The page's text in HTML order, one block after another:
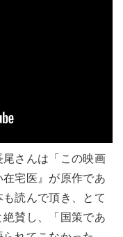
さんは「この映画
宅医』が原作であ
読んで頂き、とて
賛し、「国策であ